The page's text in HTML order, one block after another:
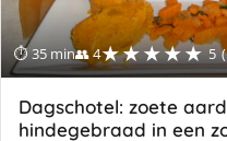
⏱ 35 min👥 4★★★★★ 5
Dagschotel: zoete
hindegebraad in een